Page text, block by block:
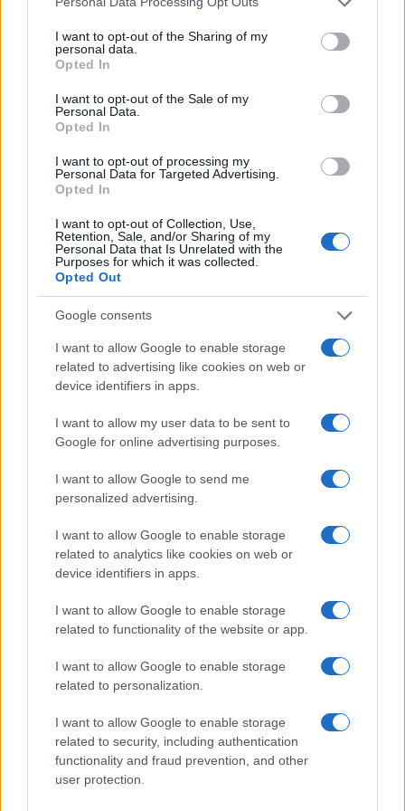
I want to opt-out of the Sharing of my
personal data.
Opted In
I want to opt-out of the Sale of my
Personal Data.
Opted In
I want to opt-out of processing my
Personal Data for Targeted Advertising.
Opted In
I want to opt-out of Collection, Use,
Retention, Sale, and/or Sharing of my
Personal Data that Is Unrelated with the
Purposes for which it was collected.
Opted Out
Google consents
I want to allow Google to enable storage
related to advertising like cookies on web or
device identifiers in apps.
I want to allow my user data to be sent to
Google for online advertising purposes.
I want to allow Google to send me
personalized advertising.
I want to allow Google to enable storage
related to analytics like cookies on web or
device identifiers in apps.
I want to allow Google to enable storage
related to functionality of the website or app.
I want to allow Google to enable storage
related to personalization.
I want to allow Google to enable storage
related to security, including authentication
functionality and fraud prevention, and other
user protection.
Procuratie Vecchie cuore della cultura e della
solidarietà
Il complesso delle Procuratie Vecchie in Piazza
San Marco a Venezia (Credit Martino Lombezzi)
La ripartenza post Covid di Generali poggia anche
sull’arte e sulla cultura, da sempre costanti nella
Dopo 500 anni le Procuratie Vecchie
, tesoro
architettonico diPiazza San Marco a Venezia,
riapriranno al pubblico. Merito del progetto di
recupero e valorizzazione del complesso che
Generali ha affidato allo studio David Chipperfield
Architects e che terminerà a dicembre.
Diventeranno l’hub globale di The Human Safety
, la fondazione nata nel 2017 con la missione
di liberare il potenziale delle persone vulnerabili
delle loro famiglie e delle loro comunità. I
programmi offrono sostegno a famiglie con
bambini fino a sei anni di età e promuovono